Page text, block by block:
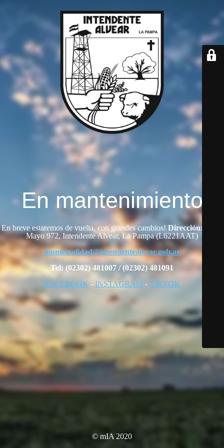
En mantenimiento
En breve estaremos de vuelta, con grandes cambios! Dirección:
Mayo 972, Intendente Alvear, La Pampa (L6221AAT)
municipalidad@intendentealvear.gob.ar
Tel: (02302) 481007 / (02302) 481091
FACEBOOK - INSTAGRAM- TIKTOK
© mIA 2020